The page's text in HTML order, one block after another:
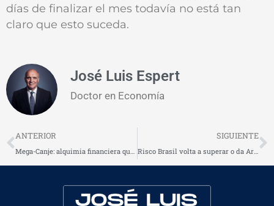
días de finalizar el mes todavía no está tan
claro que esto suceda.
José Luis Espert
Doctor en Economía
Prev
ANTERIOR SIGUIENTE
Risco Brasil volta a superar o da Argentina